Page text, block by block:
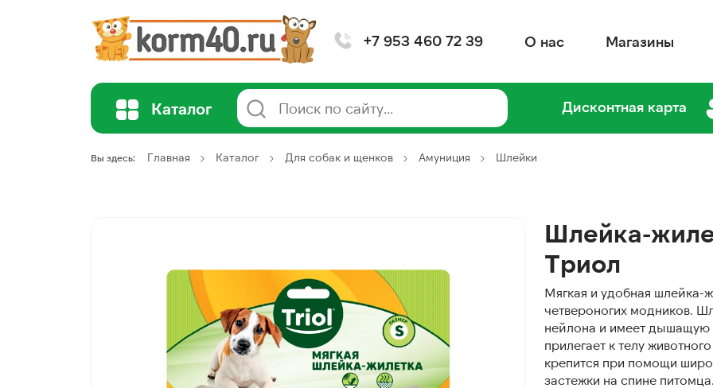
+7 953 460 72 39 О нас Магазины
Каталог Дисконтная карта
Вы здесь: Главная Каталог Для собак и щенков Амуниция Шлейки
Шлейка-
Триол
Мягкая и удобная шлейка-
четвероногих модников.
нейлона и имеет дышащую
прилегает к телу
крепится при помощи
застежки на спине